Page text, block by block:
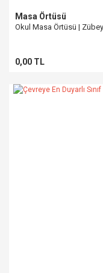
Masa Örtüsü
Okul Masa Örtüsü |
0,00 TL